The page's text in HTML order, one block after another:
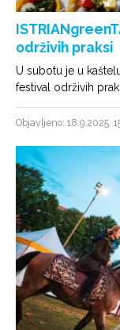
održivih praksi
U subotu je u
festival održivih
Objavljeno: 18.9.2025.